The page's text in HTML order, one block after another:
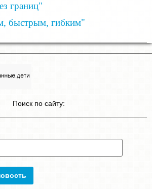
границ"
быстрым, гибким"
Поиск по сайту: